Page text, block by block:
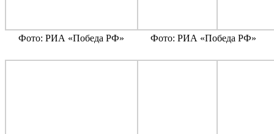
Фото: РИА «Победа РФ» Фото: РИА «Победа РФ»